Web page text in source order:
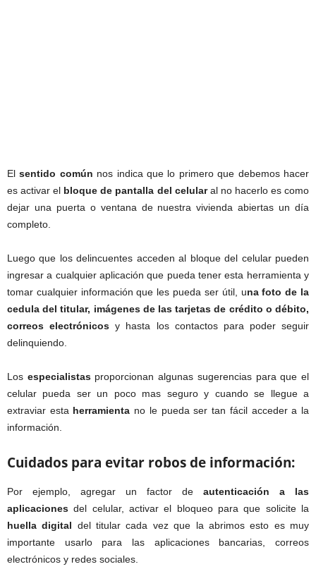
Elsentido común nos indica que lo primero que debemos hacer
es activar el bloque de pantalla del celularal no hacerlo es como
dejar una puerta o ventana de nuestra vivienda abiertas un día
completo.
Luego que los delincuentes acceden al bloque del celular pueden
ingresar a cualquier aplicación que pueda tener esta herramienta y
tomar cualquier información que les pueda ser útil, una foto de la
cedula del titular, imágenes de las tarjetas de crédito o débito,
correos electrónicos y hasta los contactos para poder seguir
delinquiendo.
Los especialistasproporcionan algunas sugerencias para que el
celular pueda ser un poco mas seguro y cuando se llegue a
extraviar esta herramienta no le pueda ser tan fácil acceder a la
información.
Cuidados para evitar robos de información:
Por ejemplo, agregar un factor de autenticación a las
aplicaciones del celular, activar el bloqueo para que solicite la
huella digital del titular cada vez que la abrimos esto es muy
importante usarlo para las aplicaciones bancarias, correos
electrónicos y redes sociales.